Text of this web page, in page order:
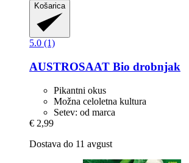
Košarica
5.0 (1)
AUSTROSAAT Bio drobnjak
Pikantni okus
Možna celoletna kultura
Setev: od marca
€ 2,99
Dostava do 11 avgust